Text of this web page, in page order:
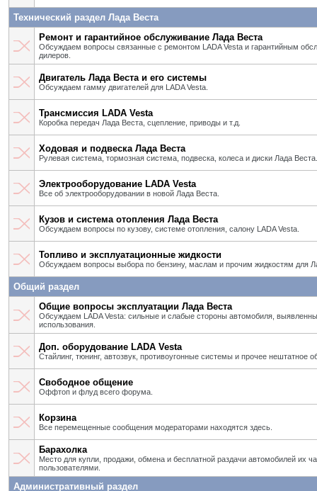
Технический раздел Лада Веста
Ремонт и гарантийное обслуживание Лада Веста
Обсуждаем вопросы связанные с ремонтом LADA Vesta и гарантийным
дилеров.
Двигатель Лада Веста и его системы
Обсуждаем гамму двигателей для LADA Vesta.
Трансмиссия LADA Vesta
Коробка передач Лада Веста, сцепление, приводы и т.д.
Ходовая и подвеска Лада Веста
Рулевая система, тормозная система, подвеска, колеса и диски Лада Веста.
Электрооборудование LADA Vesta
Все об электрооборудовании в новой Лада Веста.
Кузов и система отопления Лада Веста
Обсуждаем вопросы по кузову, системе отопления, салону LADA Vesta.
Топливо и эксплуатационные жидкости
Обсуждаем вопросы выбора по бензину, маслам и прочим жидкостям для
Общий раздел
Общие вопросы эксплуатации Лада Веста
Обсуждаем LADA Vesta: сильные и слабые стороны автомобиля,
использования.
Доп. оборудование LADA Vesta
Стайлинг, тюнинг, автозвук, противоугонные системы и прочее нештатное
Свободное общение
Оффтоп и флуд всего форума.
Корзина
Все перемещенные сообщения модераторами находятся здесь.
Барахолка
Место для купли, продажи, обмена и бесплатной раздачи автомобилей их
пользователями.
Административный раздел